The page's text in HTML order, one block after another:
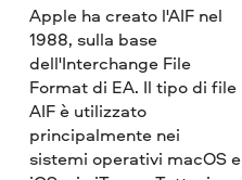
Apple ha creato l'AIF nel
1988, sulla base
dell'Interchange File
Format di EA. Il tipo di file
AIF è utilizzato
principalmente nei
sistemi operativi macOS e